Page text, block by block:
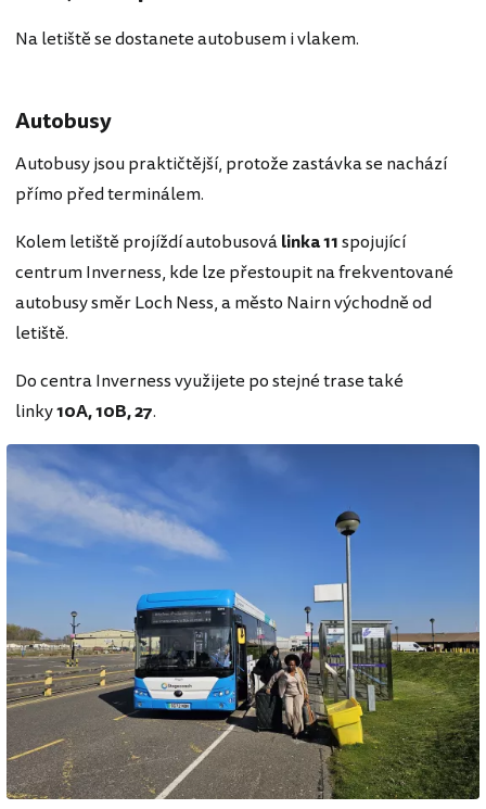
Na letiště se dostanete autobusem i vlakem.
Autobusy
Autobusy jsou praktičtější, protože zastávka se nachází
přímo před terminálem.
Kolem letiště projíždí autobusoválinka 11spojující
centrum Inverness, kde lze přestoupit na frekventované
autobusy směr Loch Ness, a město Nairn východně od
letiště.
Do centra Inverness využijete po stejné trase také
linky10A, 10B, 27.